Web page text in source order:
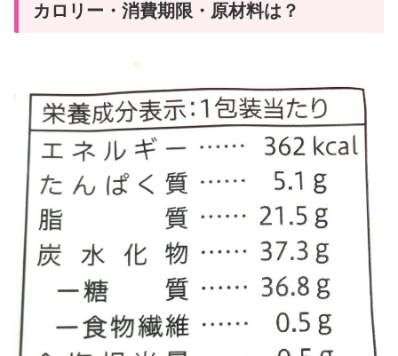
カロリー・消費期限・原材料は？